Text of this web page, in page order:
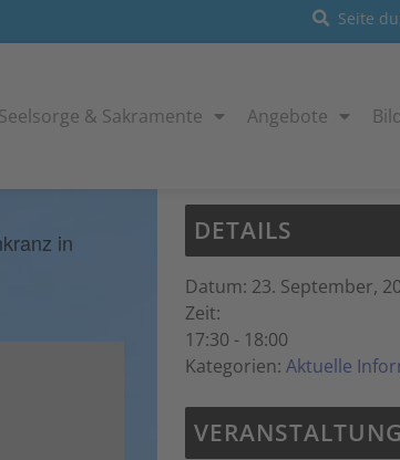
Seelsorge & Sakramente Angebote
in
Diese Veranstaltung hat
DETAILS
Datum: 23. September,
Zeit:
17:30 - 18:00
Kategorien: Aktuelle